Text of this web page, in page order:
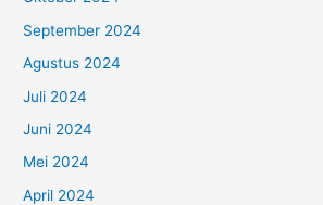
September 2024
Agustus 2024
Juli 2024
Juni 2024
Mei 2024
April 2024